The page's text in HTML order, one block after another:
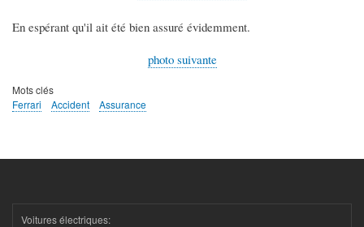
En espérant qu'il ait été bien assuré évidemment.
photo suivante
Mots clés
Ferrari
Accident Assurance
Voitures électriques: